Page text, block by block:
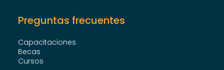
Preguntas frecuentes
Capacitaciones
Becas
Cursos